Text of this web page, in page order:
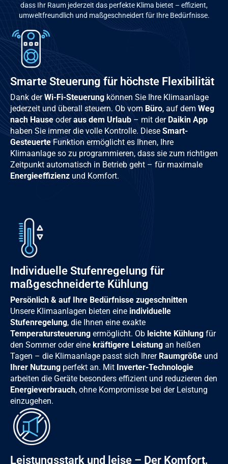
dass Ihr Raum jederzeit das perfekte Klima bietet – effizient,
umweltfreundlich und maßgeschneidert für Ihre Bedürfnisse.
Smarte Steuerung für höchste Flexibilität
Dank derWi-Fi-Steuerung können Sie Ihre Klimaanlage
jederzeit und überall steuern. Ob vom Büro, auf dem Weg
nach Hause oderaus dem Urlaub – mit der Daikin App
haben Sie immer die volle Kontrolle. Diese Smart-
GesteuerteFunktion ermöglicht es Ihnen, Ihre
Klimaanlage so zu programmieren, dass sie zum richtigen
Zeitpunkt automatisch in Betrieb geht – für maximale
Energieeffizienz und Komfort.
Individuelle Stufenregelung für
maßgeschneiderte Kühlung
Persönlich & auf Ihre Bedürfnisse zugeschnitten
Unsere Klimaanlagen bieten eine individuelle
Stufenregelung, die Ihnen eine exakte
Temperatursteuerung ermöglicht. Ob leichte Kühlung für
den Sommer oder eine kräftigere Leistung an heißen
Tagen – die Klimaanlage passt sich Ihrer Raumgröße und
Ihrer Nutzung perfekt an. Mit Inverter-Technologie
arbeiten die Geräte besonders effizient und reduzieren den
Energieverbrauch, ohne Kompromisse bei der Leistung
einzugehen.
Leistungsstark und leise – Der Komfort,